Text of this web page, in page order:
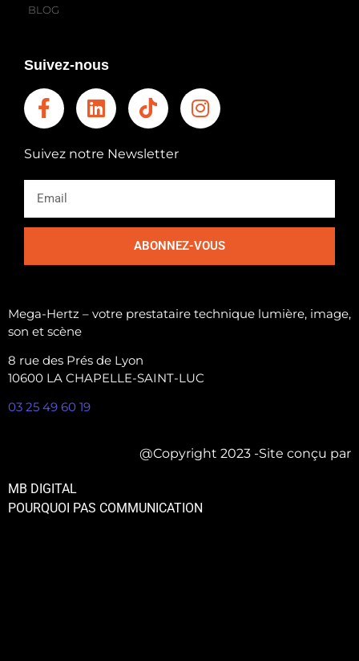
BLOG
Suivez-nous
Suivez notre Newsletter
ABONNEZ-VOUS
Mega-Hertz – votre prestataire technique lumière, image,
son et scène
8 rue des Prés de Lyon
10600 LA CHAPELLE-SAINT-LUC
03 25 49 60 19
@Copyright 2023 -Site conçu par
MB DIGITAL
POURQUOI PAS COMMUNICATION